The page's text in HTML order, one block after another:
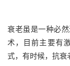
衰老虽是一种必
术，目前主要有
式，有时候，抗衰